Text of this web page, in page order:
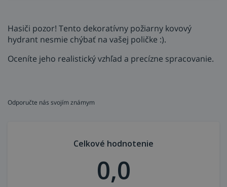
Hasiči pozor! Tento dekoratívny požiarny kovový
hydrant nesmie chýbať na vašej poličke :).
Oceníte jeho realistický vzhľad a precízne spracovanie.
Odporučte nás svojím známym
Celkové hodnotenie
0,0